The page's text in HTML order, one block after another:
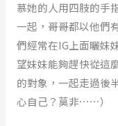
店》
ft.
肆
一
慕她的人用四肢的手
一起，哥哥都以他們
們經常在IG上面曬妹
望妹妹能夠趕快從這
的對象，一起走過後
心自己？莫非⋯⋯）
別
太
大
膽